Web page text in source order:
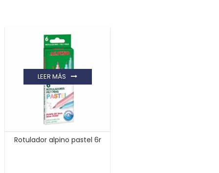
Rotulador alpino pastel 6r
LEER MÁS